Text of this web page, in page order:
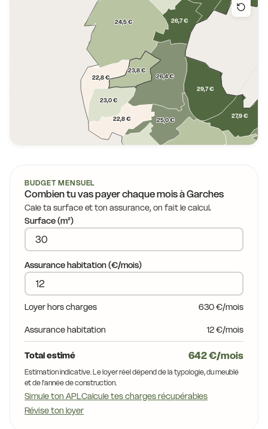
29,7 €
23,1 €
27,9 €
23,0 €
24,5 €
26,4 €
25,0 €
26,7 €
22,8 €
22,8 €
23,8 €
BUDGET MENSUEL
Combien tu vas payer chaque mois àGarches
Cale ta surface et ton assurance, on fait le calcul.
Surface (m²)
Assurance habitation (€/mois)
Loyer hors charges 630 €/mois
Assurance habitation 12 €/mois
Total estimé 642 €/mois
Estimation indicative. Le loyer réel dépend de la typologie, du meublé
et de l'année de construction.
Simule ton APLCalcule tes charges récupérables
Révise ton loyer